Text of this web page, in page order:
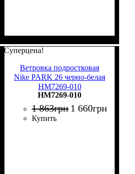
Суперцена!
Ветровка подростковая
Nike PARK 26 черно-белая
HM7269-010
HM7269-010
1 863грн 1 660грн
Купить